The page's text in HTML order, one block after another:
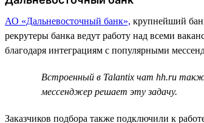
АО «Дальневосточный банк», крупнейший
рекрутеры банка ведут работу над всеми
благодаря интеграциям с популярными
Встроенный в Talantix чат hh.ru
мессенджер решает эту задачу.
Заказчиков подбора также подключили к